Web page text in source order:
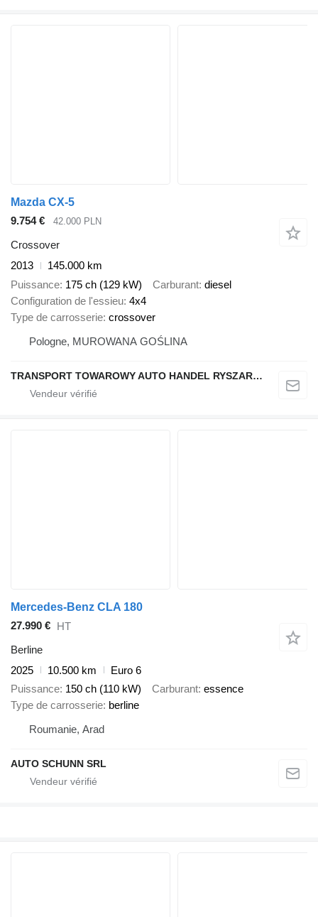
Mazda CX-5
9.754 €
42.000 PLN
Crossover
2013
145.000 km
Puissance 175 ch (129 kW) Carburant diesel
Configuration de l'essieu 4x4
Type de carrosserie crossover
Pologne, MUROWANA GOŚLINA
TRANSPORT TOWAROWY AUTO HANDEL RYSZARD NOWAK
Mercedes-Benz CLA 180
27.990 € HT
Berline
2025
10.500 km
Euro 6
Puissance 150 ch (110 kW) Carburant essence
Type de carrosserie berline
Roumanie, Arad
AUTO SCHUNN SRL